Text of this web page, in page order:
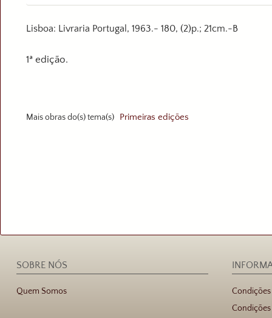
Lisboa: Livraria Portugal, 1963.- 180, (2)p.; 21cm.-B
1ª edição.
Mais obras do(s) tema(s) Primeiras edições
SOBRE NÓS
Quem Somos
Condições